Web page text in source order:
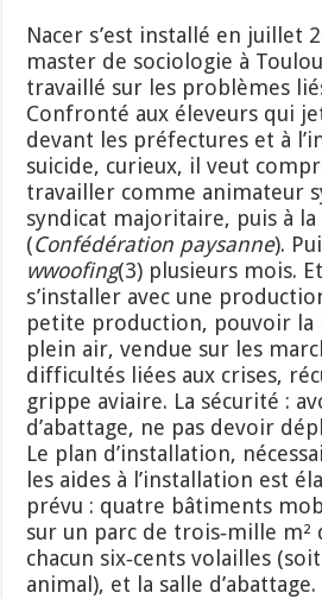
Nacer s’est installé en juillet
master de sociologie à
travaillé sur les problèmes
Confronté aux éleveurs qui
devant les préfectures et à
suicide, curieux, il veut
travailler comme animateur
syndicat majoritaire, puis à la
(Confédération paysanne).
wwoofing(3) plusieurs mois.
s’installer avec une
petite production, pouvoir la
plein air, vendue sur les
difficultés liées aux crises,
grippe aviaire. La sécurité :
d’abattage, ne pas devoir
Le plan d’installation,
les aides à l’installation est
prévu : quatre bâtiments
sur un parc de trois‑mille m²
chacun six‑cents volailles
animal), et la salle d’abattage.